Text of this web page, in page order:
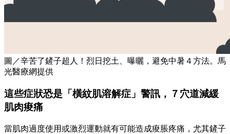
圖／辛苦了鏟子超人！烈日挖土、曝曬，避免中暑４方法。馬
光醫療網提供
這些症狀恐是「橫紋肌溶解症」警訊，７穴道減緩
肌肉痠痛
當肌肉過度使用或激烈運動就有可能造成痠脹疼痛，尤其鏟子